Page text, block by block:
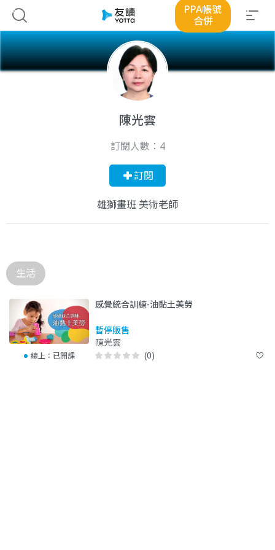
PPA帳號
合併
陳光雲
訂閱人數： 4
訂閱
雄獅畫班 美術老師
生活
線上： 已開課
感覺統合訓練-油黏土美勞
暫停販售
陳光雲
(0)